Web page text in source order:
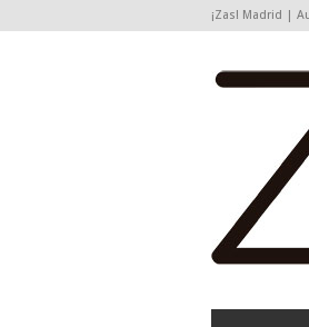
¡Zas! Madrid |